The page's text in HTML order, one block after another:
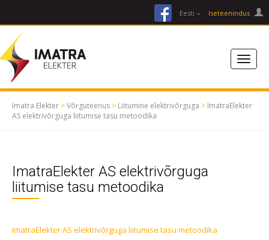
facebookEesti Iseteenindus
Imatra Elekter >Võrguteenus > Liitumine elektrivõrguga > ImatraElekter
AS elektrivõrguga liitumise tasu metoodika
ImatraElekter AS elektrivõrguga
liitumise tasu metoodika
ImatraElekter AS elektrivõrguga liitumise tasu metoodika